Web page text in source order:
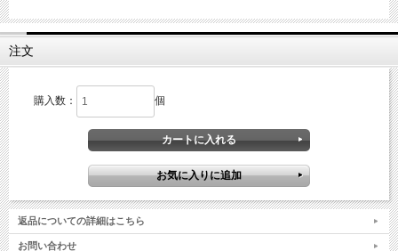
注文
購入数： 個
返品についての詳細はこちら
お問い合わせ